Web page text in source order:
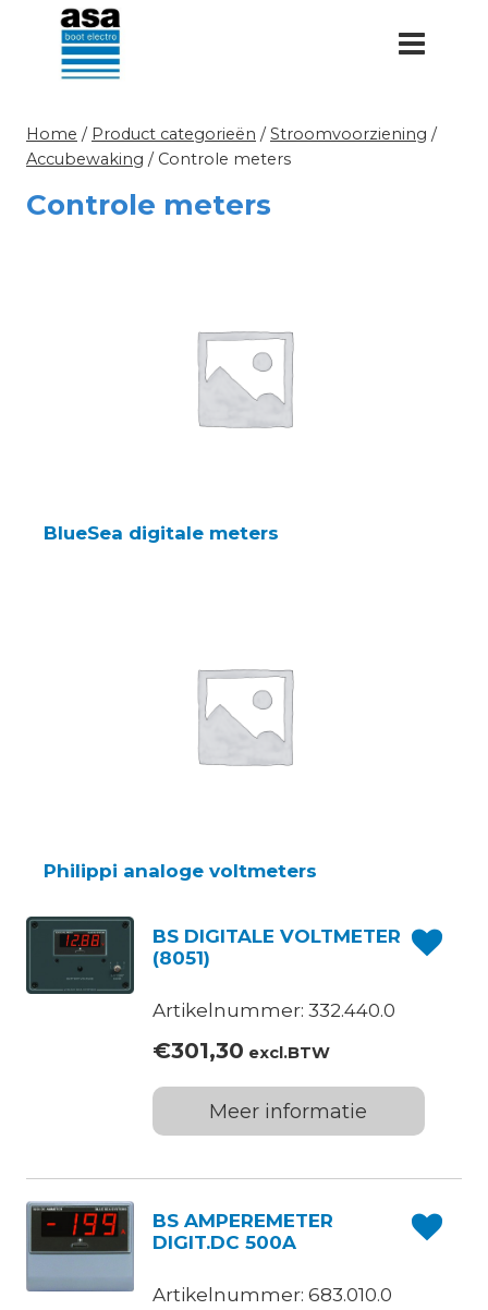
Doorgaan
inhoud
Home / Product categorieën / Stroomvoorziening /
Accubewaking / Controle meters
Controle meters
BlueSea digitale meters
Philippi analoge voltmeters
BS DIGITALE VOLTMETER
(8051)
Artikelnummer: 332.440.0
€301,30 excl.BTW
Meer informatie
BS AMPEREMETER
DIGIT.DC 500A
Artikelnummer: 683.010.0